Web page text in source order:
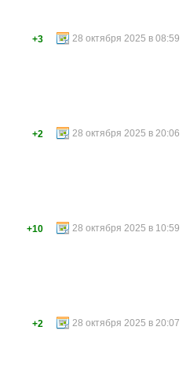
28 октября 2025 в 08:59
+3
28 октября 2025 в 20:06
+2
28 октября 2025 в 10:59
+10
28 октября 2025 в 20:07
+2